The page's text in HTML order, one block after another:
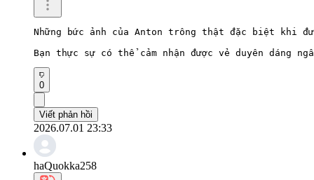
Những bức ảnh của Anton trông thật đặc biệt khi
Bạn thực sự có thể cảm nhận được vẻ duyên dáng
0
Viết phản hồi
2026.07.01 23:33
haQuokka258